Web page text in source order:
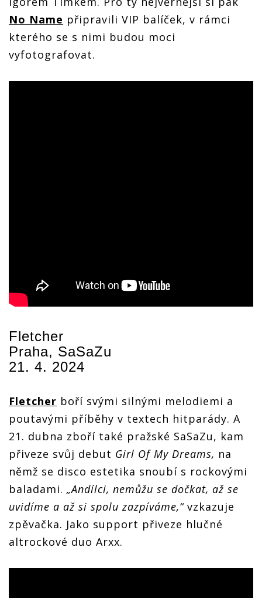
No Name připravili VIP balíček, v rámci
kterého se s nimi budou moci
vyfotografovat.
Fletcher
Praha, SaSaZu
21. 4. 2024
Fletcher boří svými silnými melodiemi a
poutavými příběhy v textech hitparády. A
21. dubna zboří také pražské SaSaZu, kam
přiveze svůj debut Girl Of My Dreams, na
němž se disco estetika snoubí s rockovými
baladami. „Andílci, nemůžu se dočkat, až se
uvidíme a až si spolu zazpíváme,“vzkazuje
zpěvačka. Jako support přiveze hlučné
altrockové duo Arxx.